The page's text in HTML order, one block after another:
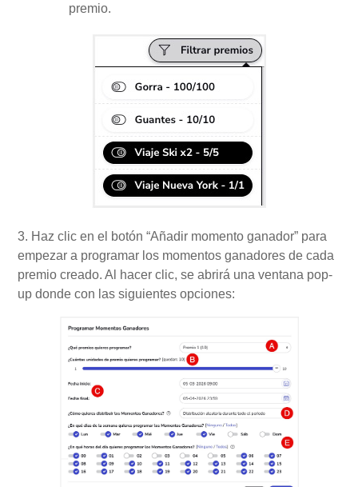
premio.
3. Haz clic en el botón “Añadir momento ganador” para
empezar a programar los momentos ganadores de cada
premio creado. Al hacer clic, se abrirá una ventana pop-
up donde con las siguientes opciones: